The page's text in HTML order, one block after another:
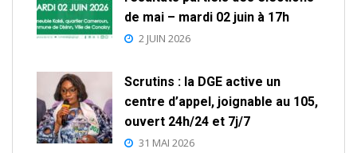
de mai – mardi 02 juin à 17h
2 JUIN 2026
Scrutins : la DGE active un
centre d’appel, joignable au 105,
ouvert 24h/24 et 7j/7
31 MAI 2026